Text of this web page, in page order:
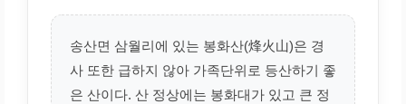
송산면 삼월리에 있는 봉화산(烽火山)은 경
사 또한 급하지 않아 가족단위로 등산하기 좋
은 산이다. 산 정상에는 봉화대가 있고 큰 정